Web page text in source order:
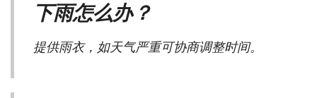
下雨怎么办？
提供雨衣，如天气严重可协商调整时间。